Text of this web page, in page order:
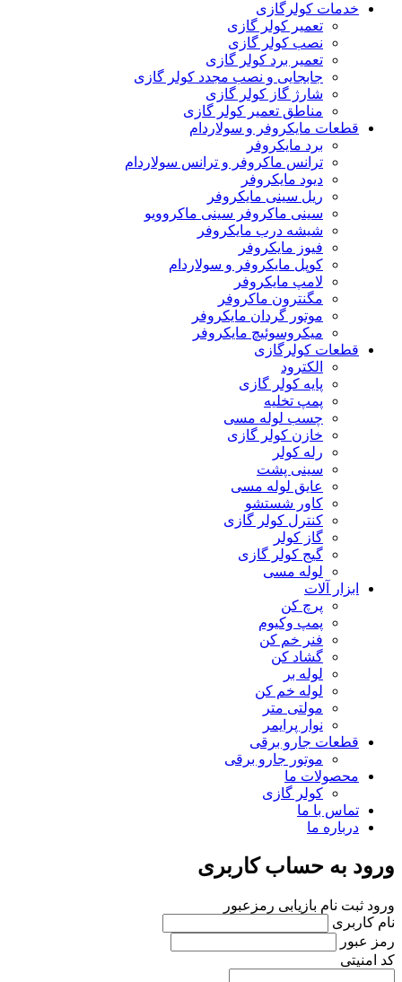
خدمات کولرگازی
تعمیر کولر گازی
نصب کولر گازی
تعمیر برد کولر گازی
جابجایی و نصب مجدد کولر گازی
شارژ گاز کولر گازی
مناطق تعمیر کولر گازی
قطعات مایکروفر و سولاردام
برد مایکروفر
ترانس ماکروفر و ترانس سولاردام
دیود مایکروفر
ریل سینی مایکروفر
سینی ماکروفر سینی ماکروویو
شیشه درب مایکروفر
فیوز مایکروفر
کوپل مایکروفر و سولاردام
لامپ مایکروفر
مگنترون ماکروفر
موتور گردان مایکروفر
میکروسوئیچ مایکروفر
قطعات کولرگازی
الکترود
پایه کولر گازی
پمپ تخلیه
چسب لوله مسی
خازن کولر گازی
رله کولر
سینی پشت
عایق لوله مسی
کاور شستشو
کنترل کولر گازی
گاز کولر
گیج کولر گازی
لوله مسی
ابزار آلات
پرچ کن
پمپ وکیوم
فنر خم کن
گشاد کن
لوله بر
لوله خم کن
مولتی متر
نوار پرایمر
قطعات جارو برقی
موتور جارو برقی
محصولات ما
کولر گازی
تماس با ما
درباره ما
ورود به حساب کاربری
ورود ثبت نام بازیابی رمزعبور
نام کاربری
رمز عبور
کد امنیتی